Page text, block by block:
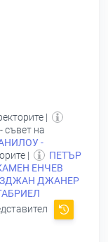
|
съвет на
-
|
ПЕТЪР
ЕНЧЕВ
ДЖАНЕР